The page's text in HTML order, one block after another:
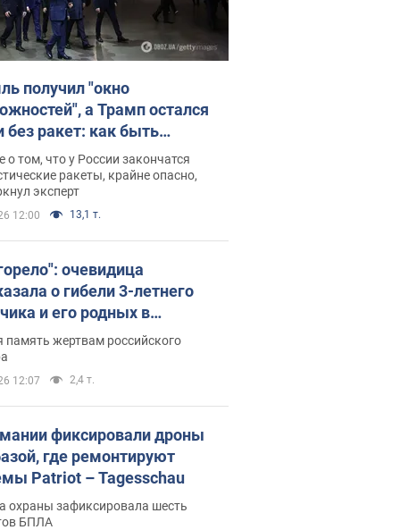
получил "окно
а Трамп остался
без ракет: как быть
Интервью с Мельником
о том, что у России закончатся
ракеты, крайне опасно,
эксперт
12:00 13,1 т.
очевидица
о гибели 3-летнего
и его родных в
атаки РФ на Киевскую
Видео и фото
память жертвам российского
12:07 2,4 т.
фиксировали дроны
где ремонтируют
Patriot – Tagesschau
охраны зафиксировала шесть
БПЛА